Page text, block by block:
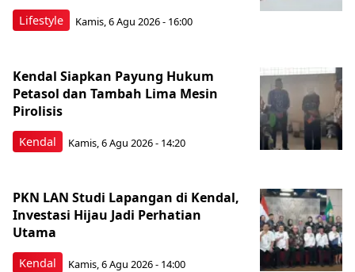
Lifestyle Kamis, 6 Agu 2026 - 16:00
Kendal
Kendal Siapkan Payung Hukum
Petasol dan Tambah Lima Mesin
Pirolisis
Kamis, 6 Agu 2026 - 14:20
Kendal
PKN LAN Studi Lapangan di Kendal,
Investasi Hijau Jadi Perhatian
Utama
Kamis, 6 Agu 2026 - 14:00